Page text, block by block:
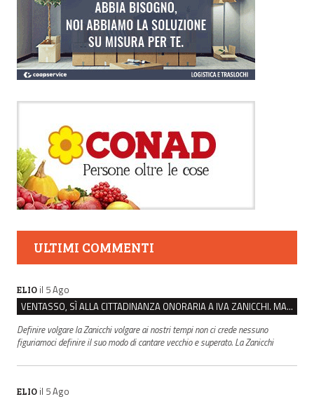
ULTIMI COMMENTI
ELIO il 5 Ago
VENTASSO, SÌ ALLA CITTADINANZA ONORARIA A IVA ZANICCHI. MA BARGIACCHI: “È DI PESSIMO GUSTO”
Definire volgare la Zanicchi volgare ai nostri tempi non ci crede nessuno
figuriamoci definire il suo modo di cantare vecchio e superato. La Zanicchi
ELIO il 5 Ago